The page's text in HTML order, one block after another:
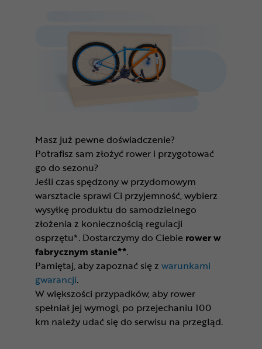
Masz już pewne doświadczenie?
Potrafisz sam złożyć rower i przygotować
go do sezonu?
Jeśli czas spędzony w przydomowym
warsztacie sprawi Ci przyjemność, wybierz
wysyłkę produktu do samodzielnego
złożenia z koniecznością regulacji
osprzętu*. Dostarczymy do Ciebie rower w
fabrycznym stanie**.
Pamiętaj, aby zapoznać się z warunkami
gwarancji.
W większości przypadków, aby rower
spełniał jej wymogi, po przejechaniu 100
km należy udać się do serwisu na przegląd.